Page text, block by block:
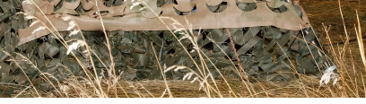
область, Україна. 12 жовтня 2024